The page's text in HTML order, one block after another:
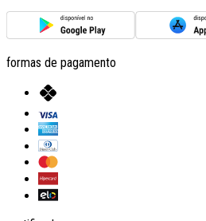
formas de pagamento